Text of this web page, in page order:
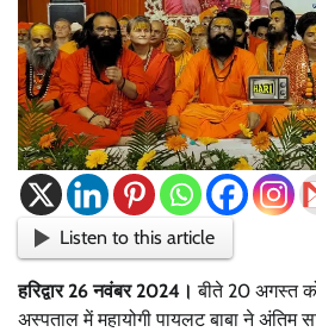
Listen to this article
हरिद्वार 26 नवंबर 2024। बीते 20 अगस्त
अस्पताल में महायोगी पायलट बाबा ने